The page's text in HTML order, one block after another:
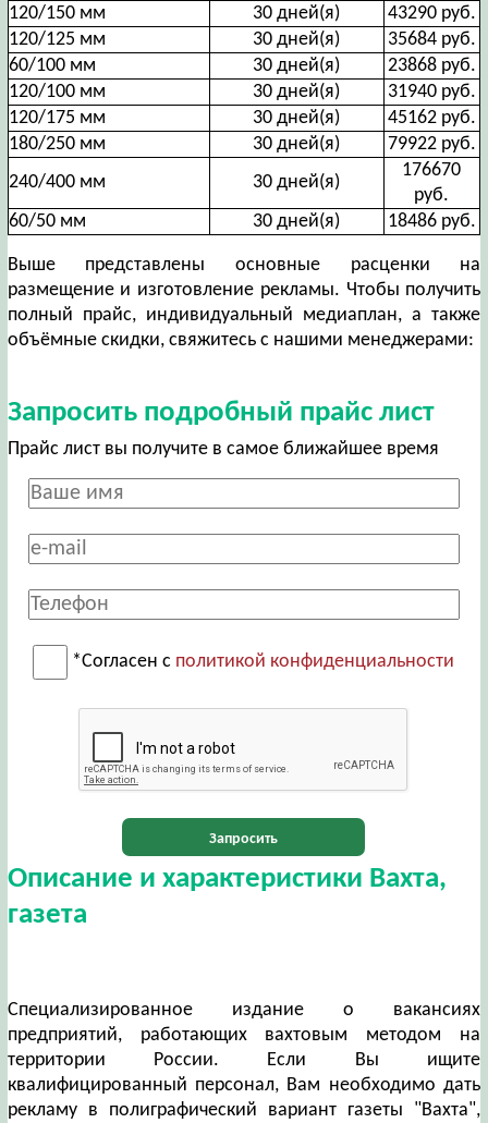
120/150 мм 30 дней(я)
43290 руб.
120/125 мм
30 дней(я)
35684 руб.
60/100 мм
30 дней(я)
23868 руб.
120/100 мм
30 дней(я)
31940 руб.
120/175 мм
30 дней(я)
45162 руб.
180/250 мм
30 дней(я)
79922 руб.
240/400 мм
30 дней(я)
176670
руб.
60/50 мм
30 дней(я) 18486 руб.
Выше представлены основные расценки на
размещение и изготовление рекламы. Чтобы получить
полный прайс, индивидуальный медиаплан, а также
объёмные скидки, свяжитесь с нашими менеджерами:
Запросить подробный прайс лист
Прайс лист вы получите в самое ближайшее время
*Согласен с политикой конфиденциальности
Запросить
Описание и характеристики Вахта,
газета
Специализированное издание о вакансиях
предприятий, работающих вахтовым методом на
территории России. Если Вы ищите
квалифицированный персонал, Вам необходимо дать
рекламу в полиграфический вариант газеты "Вахта",